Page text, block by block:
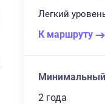
Легкий
К маршруту
Минимальный
2 года